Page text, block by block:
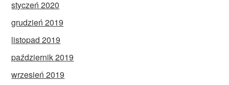
styczeń 2020
grudzień 2019
listopad 2019
październik 2019
wrzesień 2019